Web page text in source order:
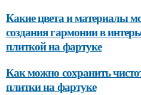
Какие цвета и материалы
создания гармонии в
плиткой на фартуке
Как можно сохранить
плитки на фартуке